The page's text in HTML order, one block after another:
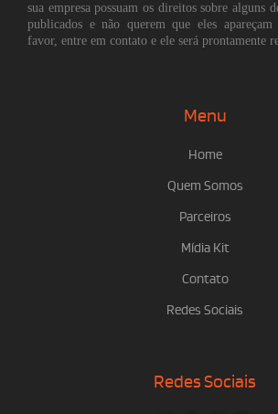
sua empresa possuam os direitos sobre alguns
publicados e não querem que eles
favor, entre em contato e ele será prontamente
Menu
Home
Quem Somos
Parceiros
Mídia Kit
Contato
Redes Sociais
Redes Sociais